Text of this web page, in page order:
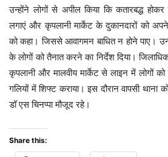
उन्होंने लोगों से अपील किया कि कतारबद्ध
लगाएं और कृपलानी मार्केट के दुकानदारों को
को कहा। जिससे आवागमन बाधित न होने पाए।
के लोगों को तैनात करने का निर्देश दिया।
कृपलानी और मालवीय मार्केट से लाइन में लोगों
गलियों में शिफ्ट कराया। इस दौरान वापसी
डॉ एस चिनप्पा मौजूद रहे।
Share this: